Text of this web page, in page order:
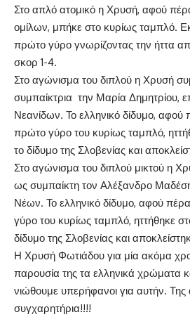
Στο απλό ατομικό η Χρυσή, αφού
ομίλων, μπήκε στο κυρίως ταμπλό.
πρώτο γύρο γνωρίζοντας την ήττα
σκορ 1-4.
Στο αγώνισμα του διπλού η Χρυσή
συμπαίκτρια την Μαρία Δημητρίου,
Νεανίδων. Το ελληνικό δίδυμο,
πρώτο γύρο του κυρίως ταμπλό,
το δίδυμο της Σλοβενίας και
Στο αγώνισμα του διπλού μικτού η
ως συμπαίκτη τον Αλέξανδρο
Νέων. Το ελληνικό δίδυμο, αφού
γύρο του κυρίως ταμπλό, ηττήθηκε
δίδυμο της Σλοβενίας και
Η Χρυσή Φωτιάδου για μία ακόμα
παρουσία της τα ελληνικά χρώματα
νιώθουμε υπερήφανοι για αυτήν. Της
συγχαρητήρια!!!!